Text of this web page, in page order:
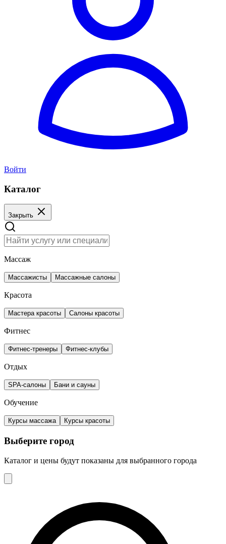
Войти
Каталог
Закрыть
Массаж
Массажисты Массажные салоны
Красота
Мастера красоты Салоны красоты
Фитнес
Фитнес-тренеры Фитнес-клубы
Отдых
SPA-салоны Бани и сауны
Обучение
Курсы массажа Курсы красоты
Выберите город
Каталог и цены будут показаны для выбранного города